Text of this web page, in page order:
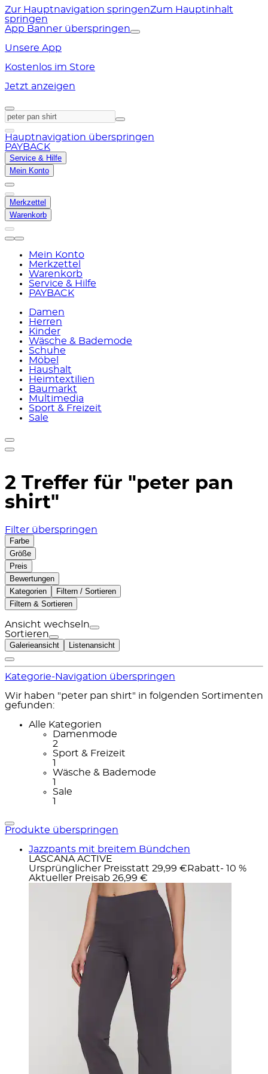
Zur Hauptnavigation springenZum Hauptinhalt
springen
App Banner überspringen
Unsere App
Kostenlos im Store
Jetzt anzeigen
Hauptnavigation überspringen
PAYBACK
Service & Hilfe
Mein Konto
Merkzettel
Warenkorb
Mein Konto
Merkzettel
Warenkorb
Service & Hilfe
PAYBACK
Damen
Herren
Kinder
Wäsche & Bademode
Schuhe
Möbel
Haushalt
Heimtextilien
Baumarkt
Multimedia
Sport & Freizeit
Sale
2 Treffer für "peter pan
shirt"
Filter überspringen
Farbe
Größe
Preis
Bewertungen
Kategorien
Filtern / Sortieren
Filtern & Sortieren
Ansicht wechseln
Sortieren
Galerieansicht Listenansicht
Kategorie-Navigation überspringen
Wir haben "peter pan shirt" in folgenden Sortimenten
gefunden:
Alle Kategorien
Damenmode
2
Sport & Freizeit
1
Wäsche & Bademode
1
Sale
1
Produkte überspringen
Jazzpants mit breitem Bündchen
LASCANA ACTIVE
Ursprünglicher Preisstatt 29,99 € Rabatt- 10 %
Aktueller Preisab 26,99 €